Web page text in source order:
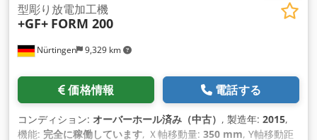
Nürtingen 9,329 km
型彫り放電加工機
+GF+ FORM 200
価格情報 電話する
コンディション: オーバーホール済み（中古） , 製造年: 2015,
機能: 完全に稼働しています, Ｘ軸移動量: 350 mm, Y軸移動距